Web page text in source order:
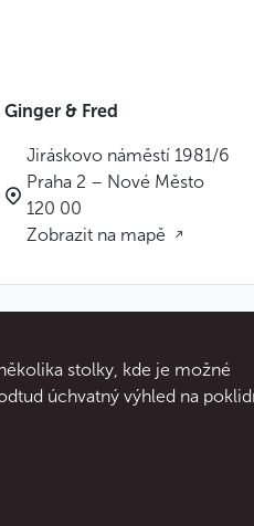
Ginger & Fred
Jiráskovo náměstí 1981/6
Praha 2 – Nové Město
120 00
Zobrazit na mapě
stolky, kde je možné
úchvatný výhled na